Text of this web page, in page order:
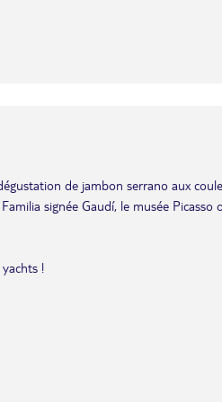
de jambon serrano aux
signée Gaudí, le musée
!